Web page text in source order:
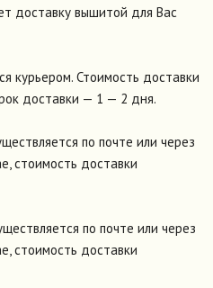
доставку вышитой для Вас
курьером. Стоимость доставки
доставки — 1 — 2 дня.
по почте или через
стоимость доставки
по почте или через
стоимость доставки